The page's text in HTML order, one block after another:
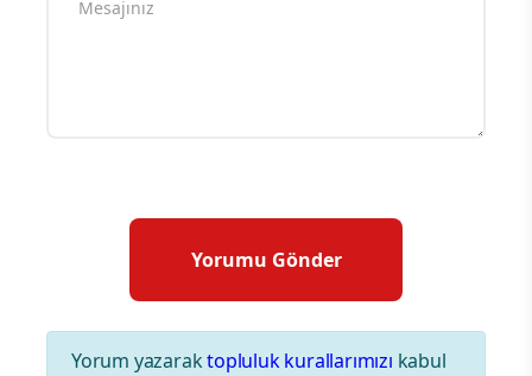
Yorum yazaraktopluluk kurallarımızı kabul